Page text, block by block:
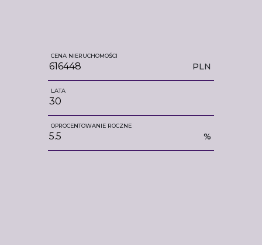
CENA NIERUCHOMOŚCI
PLN
LATA
OPROCENTOWANIE ROCZNE
%